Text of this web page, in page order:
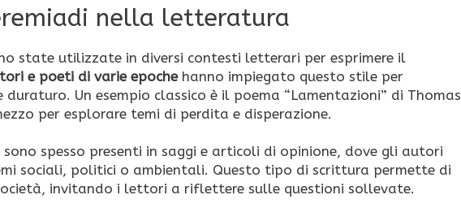
nella letteratura
state utilizzate in diversi contesti letterari per esprimere il
e poeti di varie epochehanno impiegato questo stile per
Un esempio classico è il poema “Lamentazioni” di Thomas
per esplorare temi di perdita e disperazione.
spesso presenti in saggi e articoli di opinione, dove gli autori
sociali, politici o ambientali. Questo tipo di scrittura permette di
invitando i lettori a riflettere sulle questioni sollevate.